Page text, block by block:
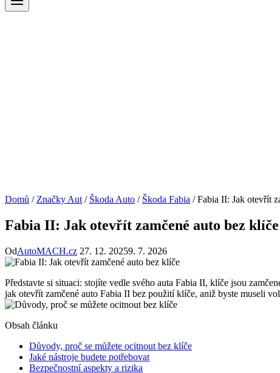
Domů / Značky Aut / Škoda Auto / Škoda Fabia / Fabia II: Jak otevřít
Fabia II: Jak otevřít zamčené auto bez klíče
OdAutoMACH.cz 27. 12. 20259. 7. 2026
Představte si situaci: stojíte vedle svého auta Fabia II, klíče jsou
jak otevřít zamčené auto Fabia II bez použití klíče, aniž byste museli
Obsah článku
Důvody, proč se můžete ocitnout bez klíče
Jaké nástroje budete potřebovat
Bezpečnostní aspekty a rizika